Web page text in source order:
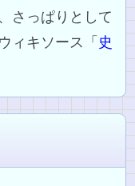
さっぱりとして
ィキソース「 史